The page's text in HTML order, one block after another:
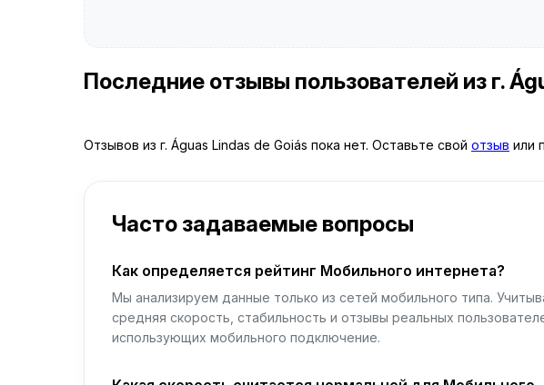
Последние отзывы пользователей из г.
Отзывов из г. Águas Lindas de Goiás пока нет. Оставьте свой отзыв или
Часто задаваемые вопросы
Как определяется рейтинг Мобильного интернета?
Мы анализируем данные только из сетей мобильного типа.
средняя скорость, стабильность и отзывы реальных
использующих мобильного подключение.